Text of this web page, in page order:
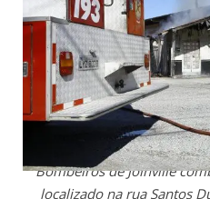
Bombeiros de Joinville
localizado na rua Santos